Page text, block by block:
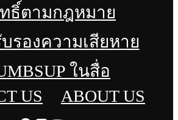
ธิ์ตามกฎหมาย
รองความเสียหาย
ในสื่อ
US
ABOUT US